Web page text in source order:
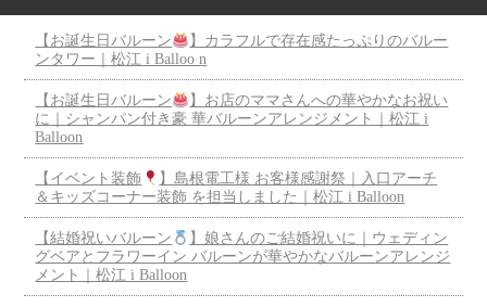
【お誕生日バルーン
】カラフルで存在感たっぷりのバルー
ンタワー｜松江 i Balloo n
【お誕生日バルーン
】お店のママさんへの華やかなお祝い
に｜シャンパン付き豪 華バルーンアレンジメント｜松江 i
Balloon
【イベント装飾
】島根電工様 お客様感謝祭｜入口アーチ
＆キッズコーナー装飾 を担当しました｜松江 i Balloon
【結婚祝いバルーン
】娘さんのご結婚祝いに｜ウェディン
グベアとフラワーイン バルーンが華やかなバルーンアレンジ
メント｜松江 i Balloon